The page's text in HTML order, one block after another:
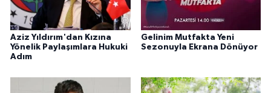
Aziz Yıldırım'dan Kızına
Yönelik Paylaşımlara Hukuki
Adım
Gelinim Mutfakta Yeni
Sezonuyla Ekrana Dönüyor